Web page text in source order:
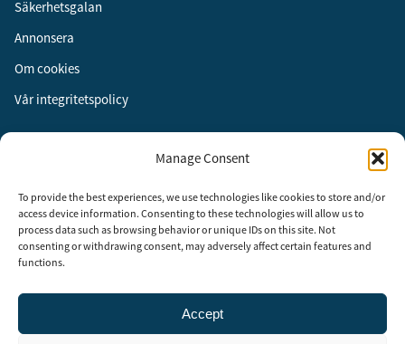
Manage Consent
To provide the best experiences, we use technologies like cookies to store and/or
access device information. Consenting to these technologies will allow us to
process data such as browsing behavior or unique IDs on this site. Not
consenting or withdrawing consent, may adversely affect certain features and
functions.
Accept
Säkerhetsgalan
Annonsera
Om cookies
Vår integritetspolicy
Instagram
LinkedIn